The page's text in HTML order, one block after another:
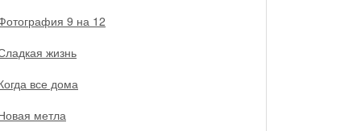
9 на 12
жизнь
все дома
метла